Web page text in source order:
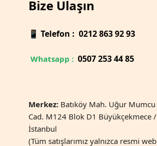
Bize Ulaşın
📱 Telefon : 0212 863 92 93
Whatsapp : 0507 253 44 85
Merkez: Batıköy Mah. Uğur Mumcu
Cad. M124 Blok D1 Büyükçekmece /
İstanbul
(Tüm satışlarımız yalnızca resmi web